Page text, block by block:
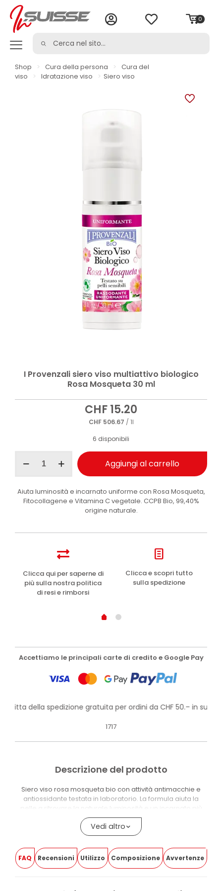
0
Shop > Cura della persona >
Cura del
viso
> Idratazione viso > Siero viso
I Provenzali siero viso multiattivo biologico
Rosa Mosqueta 30 ml
CHF15.20
CHF506.67 / 1l
6 disponibili
Provenzali
multiattivo
biologico
30
Aggiungi al carrello
Aiuta luminosità e incarnato uniforme con Rosa Mosqueta,
Fitocollagene e Vitamina C vegetale. CCPB Bio, 99,40%
origine naturale.
Clicca qui per saperne di
più sulla nostra politica
di resi e rimborsi
Clicca e scopri tutto
sulla spedizione
Accettiamo le principali carte di credito e Google Pay
della spedizione gratuita per ordini da CHF 50.– in su!
1717
Descrizione del prodotto
Siero viso rosa mosqueta bio con attività antimacchie e
antiossidante testata in laboratorio. La formula aiuta la
pelle a ritrovare la naturale luminosità e un incarnato più
uniforme.
La formula contiene Olio di Rosa Mosqueta, Fitocollagene
di Vitamina C, Acqua di Rosa Centifolia, Burro di Karité Bio e
Acqua di Lampone Bio. Contiene anche oli biologici di
Vedi altro
FAQ Recensioni Utilizzo Composizione Avvertenze